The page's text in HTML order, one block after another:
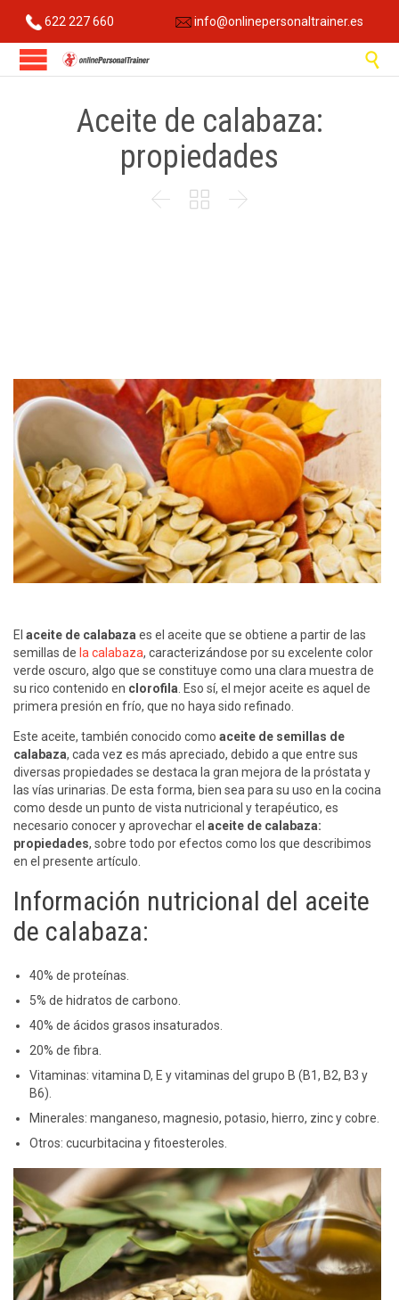
622 227 660 info@onlinepersonaltrainer.es

Aceite de calabaza:
propiedades
  
El aceite de calabaza es el aceite que se obtiene a partir de las
semillas de la calabaza, caracterizándose por su excelente color
verde oscuro, algo que se constituye como una clara muestra de
su rico contenido en clorofila . Eso sí, el mejor aceite es aquel de
primera presión en frío, que no haya sido refinado.
Este aceite, también conocido como aceite de semillas de
calabaza, cada vez es más apreciado, debido a que entre sus
diversas propiedades se destaca la gran mejora de la próstata y
las vías urinarias. De esta forma, bien sea para su uso en la cocina
como desde un punto de vista nutricional y terapéutico, es
necesario conocer y aprovechar el aceite de calabaza:
propiedades, sobre todo por efectos como los que describimos
en el presente artículo.
Información nutricional del aceite
de calabaza:
40% de proteínas.
5% de hidratos de carbono.
40% de ácidos grasos insaturados.
20% de fibra.
Vitaminas: vitamina D, E y vitaminas del grupo B (B1, B2, B3 y
B6).
Minerales: manganeso, magnesio, potasio, hierro, zinc y cobre.
Otros: cucurbitacina y fitoesteroles.